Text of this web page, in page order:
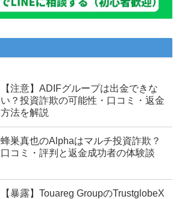
【注意】ADIFグループは出金できな
い？投資詐欺の可能性・口コミ・返金
方法を解説
蜂巣真也のAlphaはマルチ投資詐欺？
口コミ・評判と返金成功者の体験談
【暴露】Touareg GroupのTrustglobeX